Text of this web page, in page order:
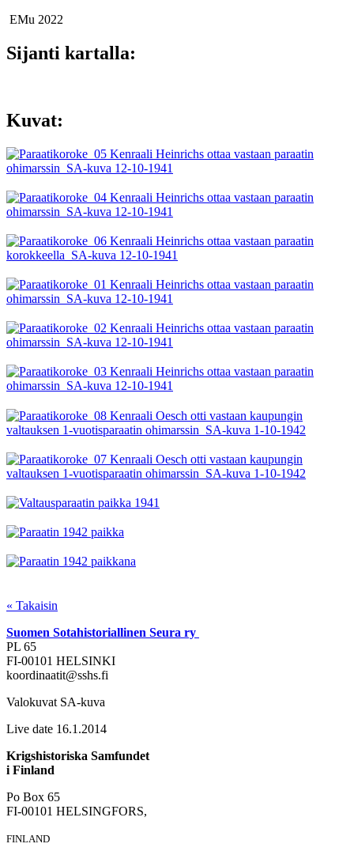
EMu 2022
Sijanti kartalla:
Kuvat:
« Takaisin
Suomen Sotahistoriallinen Seura ry
PL 65
FI-00101 HELSINKI
koordinaatit@sshs.fi
Valokuvat SA-kuva
Live date 16.1.2014
Krigshistoriska Samfundet
i Finland
Po Box 65
FI-00101 HELSINGFORS,
FINLAND